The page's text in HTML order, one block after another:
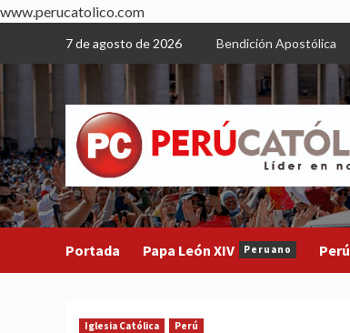
www.perucatolico.com
content
7 de agosto de 2026 Bendición Apostólica
Portada Papa León XIV Peruano Perú
Iglesia Católica Perú